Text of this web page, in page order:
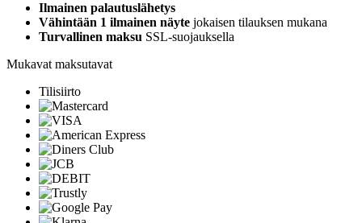
Ilmainen palautuslähetys
Vähintään 1 ilmainen näyte jokaisen tilauksen mukana
Turvallinen maksu SSL-suojauksella
Mukavat maksutavat
Tilisiirto